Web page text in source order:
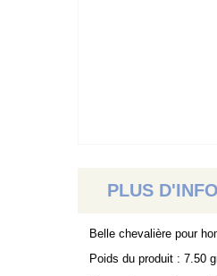
PLUS D'INFO
Belle chevalière pour
Poids du produit : 7.50